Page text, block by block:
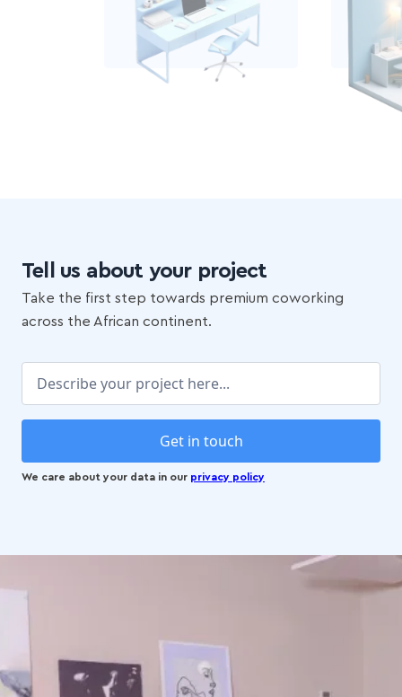
Tell us about your project
Take the first step towards premium coworking
across the African continent.
Get in touch
We care about your data in our privacy policy